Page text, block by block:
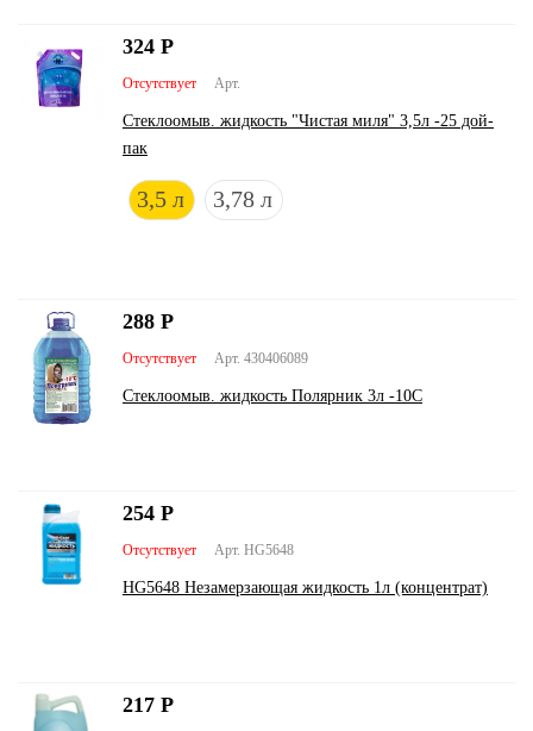
Арт.
Отсутствует
Стеклоомыв. жидкость "Чистая миля" 3,5л -25 дой-
пак
3,5 л 3,78 л
324 Р
Арт. 430406089
Отсутствует
Стеклоомыв. жидкость Полярник 3л -10С
288 Р
Арт. HG5648
Отсутствует
HG5648 Незамерзающая жидкость 1л (концентрат)
254 Р
217 Р